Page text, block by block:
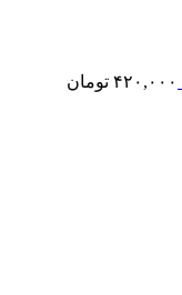
۴۲۰,۰۰۰ تومان